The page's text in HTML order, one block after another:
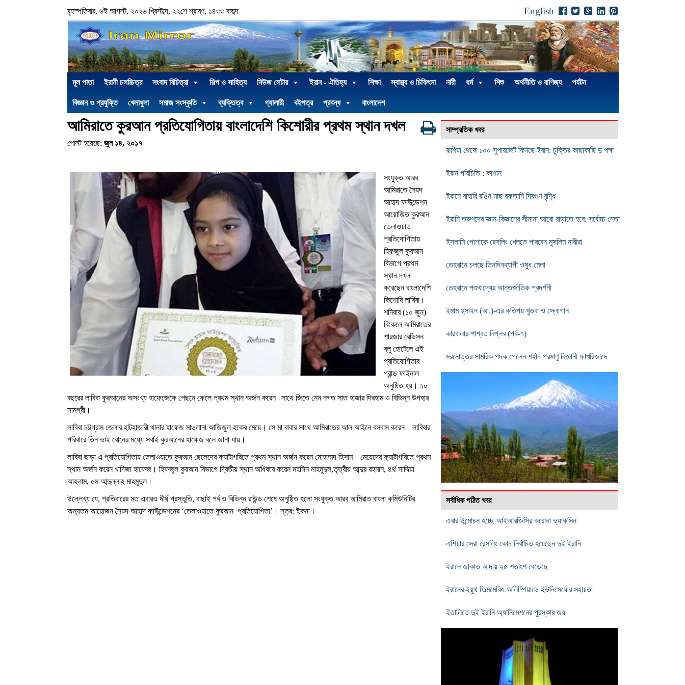
বৃহস্পতিবার, ৬ই আগস্ট, ২০২৬ খ্রিস্টাব্দ, ২২শে শ্রাবণ, ১৪৩৩ বঙ্গাব্দ English
মূল পাতা ইরানী চলচ্চিত্র সংবাদ বিচিত্রা শিল্প ও সাহিত্য নিউজ লেটার ইরান - ঐতিহ্য শিক্ষা স্বাস্থ্য ও চিকিৎসা নারী ধর্ম শিশু অর্থনীতি ও বাণিজ্য পর্যটন
বিজ্ঞান ও প্রযুক্তি খেলাধুলা সমাজ সংস্কৃতি ব্যক্তিত্ব গ্যালারী বইপত্র প্রবন্ধ বাংলাদেশ
আমিরাতে কুরআন প্রতিযোগিতায় বাংলাদেশি কিশোরীর প্রথম স্থান দখল
পোস্ট হয়েছে: জুন ১৪, ২০১৭
সংযুক্ত আরব
আমিরাতে সৈয়দ
আহাদ ফাউন্ডেশন
আয়োজিত কুরআন
তেলাওয়াত
প্রতিযোগিতায়
হিফজুল কুরআন
বিভাগে প্রথম
স্থান দখল
করেছেন বাংলাদেশি
কিশোরি লাবিবা।
শনিবার (১০ জুন)
বিকেলে আমিরাতের
শারজার রেডিসন
ব্লু হোটেলে এই
প্রতিযোগিতার
গ্রান্ড ফাইনাল
অনুষ্ঠিত হয়। ১০
বছরের লাবিবা কুরআনের অসংখ্য হাফেজেকে পেছনে ফেলে প্রথম স্থান অর্জন করেন।সাথে জিতে নেন নগত সাত হাজার দিরহাম ও বিভিন্ন উপহার
সামগ্রী।
লাবিবা চট্টগ্রাম জেলার হাটহাজারী থানার হাফেজ মাওলানা আজিজুল হকের মেয়ে। সে মা বাবার সাথে আমিরাতের আল আইনে বসবাস করেন। লাবিবার
পরিবারে তিন ভাই বোনের মধ্যে সবাই কুরআনের হাফেজ বলে জানা যায়।
লাবিবা ছাড়া এ প্রতিযোগিতায় তেলাওয়াতে কুরআন ছেলেদের ক্যাটাগরিতে প্রথম স্থান অর্জন করেন মোহাম্মদ হিসাম। মেয়েদের ক্যাটাগরিতে প্রথম
স্থান অর্জন করেন খাদিজা হাফেজ। হিফজুল কুরআন বিভাগে দ্বিতীয় স্থান অধিকার করেন মহসিন মাহমুদুল,তৃত্বীয় আব্দুর রহমান, ৪র্থ সাদ্দিয়া
আহলাম, ৫ম আব্দুল্লাহ মাহমুদুল।
উল্লেখ্য যে, প্রতিবারের মত এবারও দীর্ঘ প্রস্তুতি, বাছাই পর্ব ও বিভিন্ন রাউন্ড শেষে অনুষ্ঠিত হলো সংযুক্ত আরব আমিরাত বাংলা কমিউনিটির
অন্যতম আয়োজন সৈয়দ আহাদ ফাউন্ডেশনের ‘তেলাওয়াতে কুরআন প্রতিযোগিতা’। সূত্র: ইকনা।
সাম্প্রতিক খবর
রাশিয়া থেকে ১০০ সুপারজেট কিনছে ইরান: চুক্তির কাছাকাছি দু পক্ষ
ইরান পরিচিতি : কাশান
ইরানে বাহারি রঙিন মাছ রফতানি দ্বিগুণ বৃদ্ধি
ইরানি তরুণদের জ্ঞান-বিজ্ঞানের সীমানা আরো বাড়াতে হবে: সর্বোচ্চ নেতা
ইসলামি পোশাকে রেসলিং খেলতে পারবেন মুসলিম নারীরা
তেহরানে চলছে তিনদিনব্যাপী ওষুধ মেলা
তেহরানে পশুখাদ্যের আন্তর্জাতিক প্রদর্শনী
ইমাম হুসাইন (আ.)-এর কতিপয় খুতবা ও স্লোগান
কারবালার শাশ্বত বিপ্লব (পর্ব-৭)
মরনোত্তর সামরিক পদক পেলেন শহীদ পরমাণু বিজ্ঞানী ফাখরিজাদে
সর্বাধিক পঠিত খবর
এবার উন্মোচন হচ্ছে আইআরজিসির করোনা ভ্যাকসিন
এশিয়ার সেরা রেসলিং কোচ নির্বাচিত হয়েছেন দুই ইরানি
ইরানে জাকাত আদায় ২৫ শতাংশ বেড়েছে
ইরানের ইয়ুথ ফিল্মমেকিং অলিম্পিয়াডে ইউনিসেফের সহায়তা
ইতালিতে দুই ইরানি অ্যানিমেশনের পুরস্কার জয়